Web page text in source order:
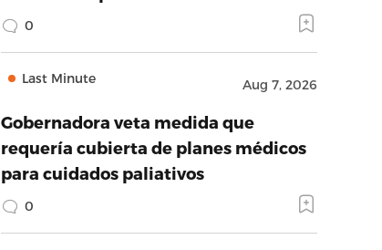
0
Last Minute Aug 7, 2026
Gobernadora veta medida que
requería cubierta de planes médicos
para cuidados paliativos
0